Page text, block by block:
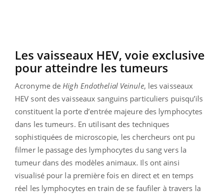
Les vaisseaux HEV, voie exclusive
pour atteindre les tumeurs
Acronyme deHigh Endothelial Veinule, les vaisseaux
HEV sont des vaisseaux sanguins particuliers puisqu’ils
constituent la porte d’entrée majeure des lymphocytes
dans les tumeurs. En utilisant des techniques
sophistiquées de microscopie, les chercheurs ont pu
filmer le passage des lymphocytes du sang vers la
tumeur dans des modèles animaux. Ils ont ainsi
visualisé pour la première fois en direct et en temps
réel les lymphocytes en train de se faufiler à travers la